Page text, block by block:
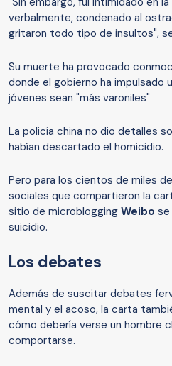
verbalmente, condenado al
gritaron todo tipo de insultos",
Su muerte ha provocado
donde el gobierno ha impulsado
jóvenes sean "más varoniles"
La policía china no dio detalles
habían descartado el homicidio.
Pero para los cientos de miles
sociales que compartieron la
sitio de microblogging Weibo
suicidio.
Los debates
Además de suscitar debates
mental y el acoso, la carta
cómo debería verse un hombre
comportarse.